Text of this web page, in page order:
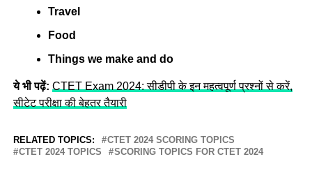
Travel
Food
Things we make and do
ये भी पढ़ें: CTET Exam 2024: सीडीपी के इन महत्वपूर्ण प्रश्नों से करें,
सीटेट परीक्षा की बेहतर तैयारी
RELATED TOPICS:
CTET 2024 SCORING TOPICS
CTET 2024 TOPICS
SCORING TOPICS FOR CTET 2024